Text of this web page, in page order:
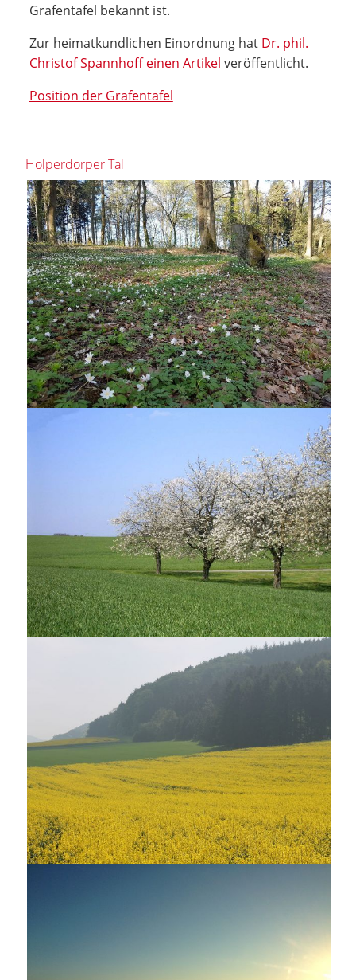
Grafentafel bekannt ist.
Zur heimatkundlichen Einordnung hat Dr. phil.
Christof Spannhoff einen Artikel veröffentlicht.
Position der Grafentafel
Holperdorper Tal